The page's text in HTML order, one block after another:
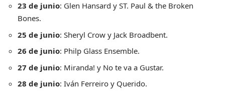
23 de junio: Glen Hansard y ST. Paul & the Broken
Bones.
25 de junio: Sheryl Crow y Jack Broadbent.
26 de junio: Philp Glass Ensemble.
27 de junio: Miranda! y No te va a Gustar.
28 de junio: Iván Ferreiro y Querido.